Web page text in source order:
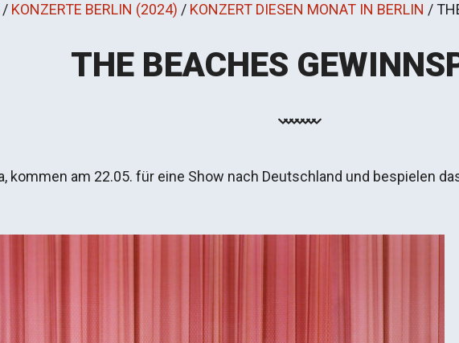
/ KONZERTE BERLIN (2024) / KONZERT DIESEN MONAT IN BERLIN /
THE BEACHES
kommen am 22.05. für eine Show nach Deutschland und bespielen